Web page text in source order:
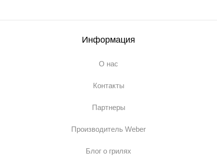
Информация
О нас
Контакты
Партнеры
Производитель Weber
Блог о грилях